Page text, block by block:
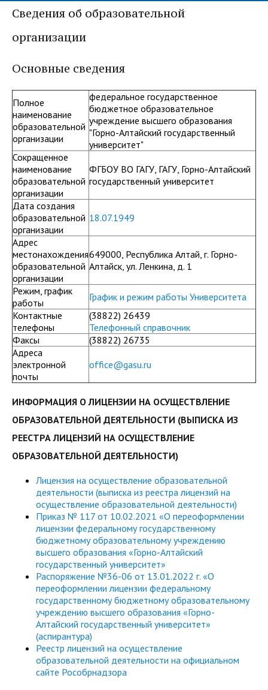
общественностью
Международная
Закупки
Профком студентов и
аспирантов
Республиканская
профсоюзная
организация высшей
школы
Лучшие студенты
Сведения о доходах
Вопросы ректору
образования
Центр тестирования
иностранных граждан
муниципальных
служащих
Центр русского языка
как иностранного
Совет родителей
представителей)
Образовательный
модуль «Обучение
служением»
Информация о
предоставлении
академического
отпуска обучающимся
Сведения об образовательной
организации
Основные сведения
Полное
наименование
образовательной
организации
федеральное государственное
бюджетное образовательное
учреждение высшего образования
"Горно-Алтайский государственный
университет"
Сокращенное
наименование
образовательной
организации
ФГБОУ ВО ГАГУ, ГАГУ, Горно-Алтайский
государственный университет
Дата создания
образовательной
организации
18.07.1949
Адрес
местонахождения
образовательной
организации
649000, Республика Алтай, г. Горно-
Алтайск, ул. Ленкина, д. 1
Режим, график
работы
График и режим работы Университета
Контактные
телефоны
(38822) 26439
Телефонный справочник
Факсы
(38822) 26735
Адреса
электронной
почты
office@gasu.ru
ИНФОРМАЦИЯ О ЛИЦЕНЗИИ НА ОСУЩЕСТВЛЕНИЕ
ОБРАЗОВАТЕЛЬНОЙ ДЕЯТЕЛЬНОСТИ (ВЫПИСКА ИЗ
РЕЕСТРА ЛИЦЕНЗИЙ НА ОСУЩЕСТВЛЕНИЕ
ОБРАЗОВАТЕЛЬНОЙ ДЕЯТЕЛЬНОСТИ)
Лицензия на осуществление образовательной
деятельности (выписка из реестра лицензий на
осуществление образовательной деятельности)
Приказ № 117 от 10.02.2021 «О переоформлении
лицензии федеральному государственному
бюджетному образовательному учреждению
высшего образования «Горно-Алтайский
государственный университет»
Распоряжение №36-06 от 13.01.2022 г. «О
переоформлении лицензии федеральному
государственному бюджетному образовательному
учреждению высшего образования «Горно-
Алтайский государственный университет»
(аспирантура)
Реестр лицензий на осуществление
образовательной деятельности на официальном
сайте Рособрнадзора